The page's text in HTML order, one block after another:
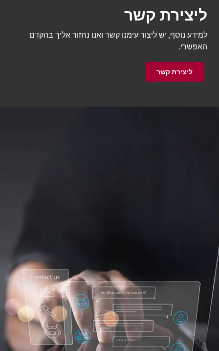
ליצירת קשר
למידע נוסף, יש ליצור עימנו קשר ואנו נחזור אליך בהקדם
האפשרי.
ליצירת קשר